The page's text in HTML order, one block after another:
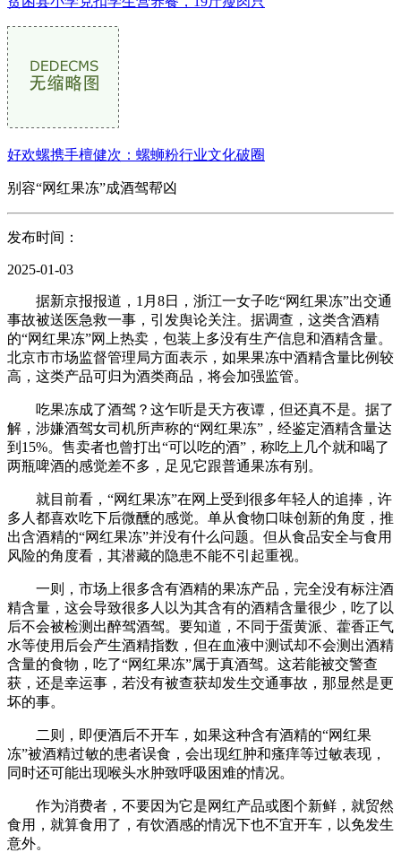
好欢螺携手檀健次：螺蛳粉行业文化破圈
别容“网红果冻”成酒驾帮凶
发布时间：
2025-01-03
据新京报报道，1月8日，浙江一女子吃“网红果冻”出交通
事故被送医急救一事，引发舆论关注。据调查，这类含酒精
的“网红果冻”网上热卖，包装上多没有生产信息和酒精含量。
北京市市场监督管理局方面表示，如果果冻中酒精含量比例较
高，这类产品可归为酒类商品，将会加强监管。
吃果冻成了酒驾？这乍听是天方夜谭，但还真不是。据了
解，涉嫌酒驾女司机所声称的“网红果冻”，经鉴定酒精含量达
到15%。售卖者也曾打出“可以吃的酒”，称吃上几个就和喝了
两瓶啤酒的感觉差不多，足见它跟普通果冻有别。
就目前看，“网红果冻”在网上受到很多年轻人的追捧，许
多人都喜欢吃下后微醺的感觉。单从食物口味创新的角度，推
出含酒精的“网红果冻”并没有什么问题。但从食品安全与食用
风险的角度看，其潜藏的隐患不能不引起重视。
一则，市场上很多含有酒精的果冻产品，完全没有标注酒
精含量，这会导致很多人以为其含有的酒精含量很少，吃了以
后不会被检测出醉驾酒驾。要知道，不同于蛋黄派、藿香正气
水等使用后会产生酒精指数，但在血液中测试却不会测出酒精
含量的食物，吃了“网红果冻”属于真酒驾。这若能被交警查
获，还是幸运事，若没有被查获却发生交通事故，那显然是更
坏的事。
二则，即便酒后不开车，如果这种含有酒精的“网红果
冻”被酒精过敏的患者误食，会出现红肿和瘙痒等过敏表现，
同时还可能出现喉头水肿致呼吸困难的情况。
作为消费者，不要因为它是网红产品或图个新鲜，就贸然
食用，就算食用了，有饮酒感的情况下也不宜开车，以免发生
意外。